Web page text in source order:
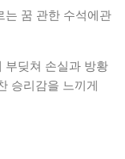
는 꿈 관한 수석에관
부딪쳐 손실과 방황
승리감을 느끼게